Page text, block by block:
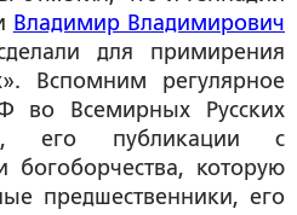
Владимир Владимирович
для примирения
Вспомним регулярное
во Всемирных Русских
его публикации с
богоборчества, которую
предшественники, его